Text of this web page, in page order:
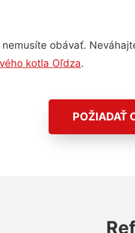
obávať.
kotla Oľdza.
POŽIADAŤ